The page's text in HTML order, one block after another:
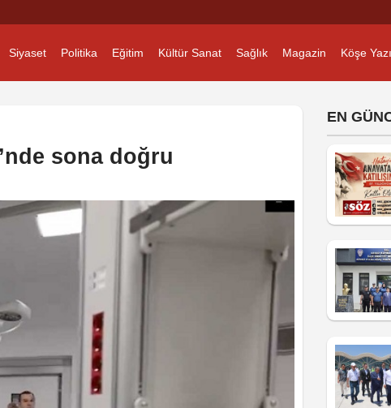
Siyaset Politika Eğitim Kültür Sanat Sağlık Magazin Köşe
sona doğru
EN